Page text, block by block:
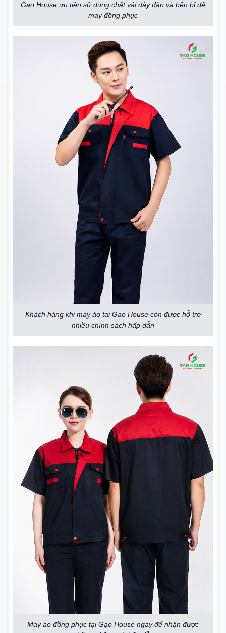
Gạo House ưu tiên sử dụng chất vải dày dặn và bền bỉ để
may đồng phục
Khách hàng khi may áo tại Gạo House còn được hỗ trợ
nhiều chính sách hấp dẫn
May áo đồng phục tại Gạo House ngay để nhận được